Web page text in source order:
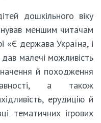
дошкільного віку
меншим читачам
«Є держава Україна, і
малечі можливість
й походження
а також
ерудицію й
тематичних ігрових